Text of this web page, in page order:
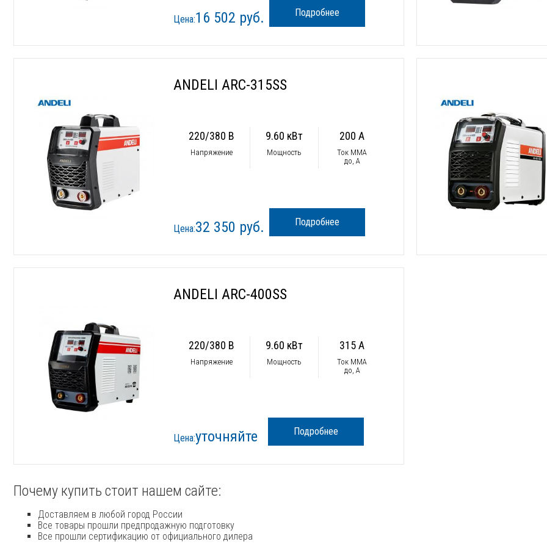
Цена:16 502 руб. Подробнее
ANDELI ARC-315SS
220/380 В
Напряжение
9.60 кВт
Мощность
200 А
Ток ММА
до, А
Цена:32 350 руб. Подробнее
ANDELI ARC-400SS
220/380 В
Напряжение
9.60 кВт
Мощность
315 А
Ток ММА
до, А
Цена:уточняйте Подробнее
Почему купить стоит нашем сайте:
Доставляем в любой город России
Все товары прошли предпродажную подготовку
Все прошли сертификацию от официального дилера